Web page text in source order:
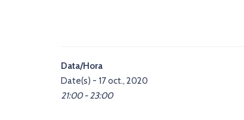
Data/Hora
Date(s) - 17 oct., 2020
21:00 - 23:00